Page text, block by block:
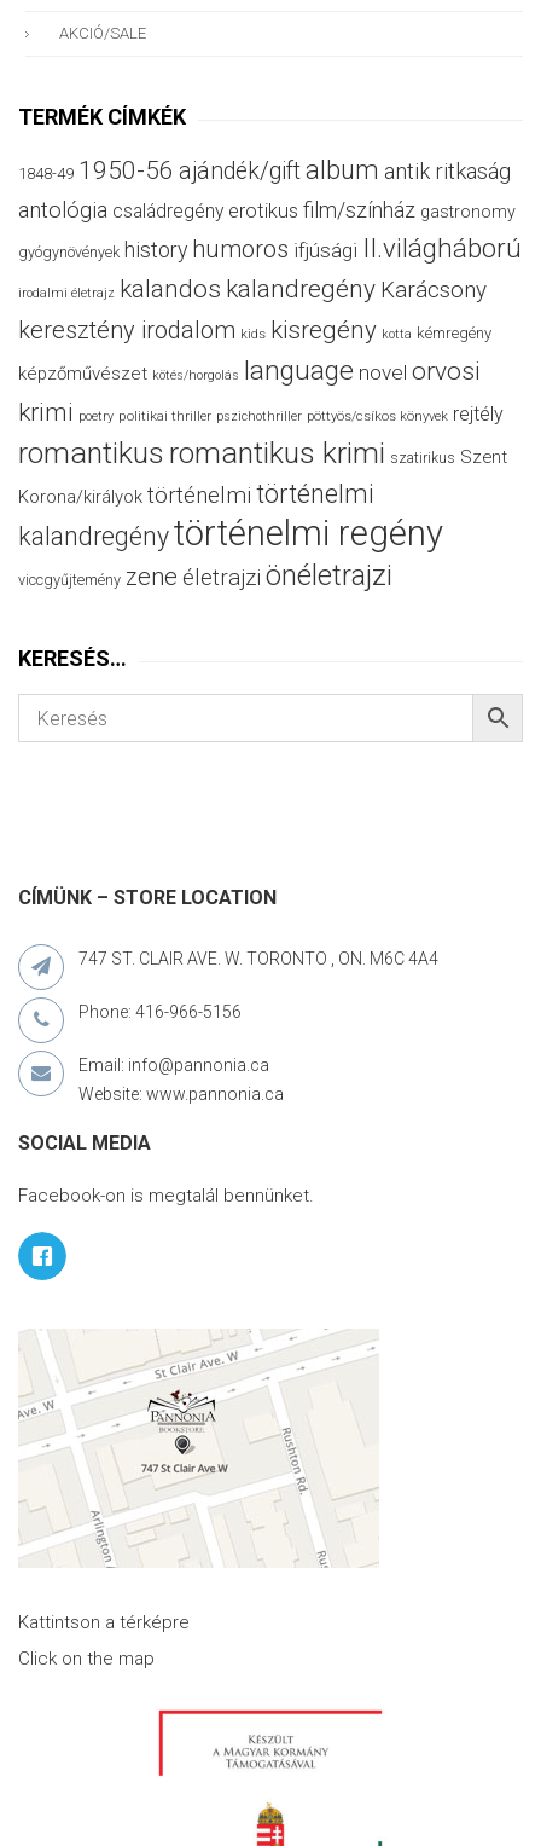
AKCIÓ/SALE
TERMÉK CÍMKÉK
1848-49 1950-56 ajándék/giftalbum antik ritkaság
antológia családregény erotikus film/színház gastronomy
gyógynövények history humoros ifjúsági II.világháború
irodalmi életrajz kalandos kalandregény Karácsony
keresztény irodalom kids kisregény kotta kémregény
képzőművészet kötés/horgolás language novel orvosi
krimi poetry politikai thriller pszichothriller pöttyös/csíkos könyvek rejtély
romantikus romantikus krimi szatirikus Szent
Korona/királyok történelmi történelmi
kalandregénytörténelmi regény
viccgyűjtemény zene életrajzi önéletrajzi
KERESÉS…
CÍMÜNK – STORE LOCATION
747 ST. CLAIR AVE. W. TORONTO , ON. M6C 4A4
Phone: 416-966-5156
Email: info@pannonia.ca
Website: www.pannonia.ca
SOCIAL MEDIA
Facebook-on is megtalál bennünket.
Kattintson a térképre
Click on the map